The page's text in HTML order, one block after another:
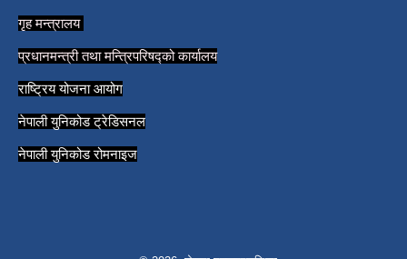
गृह मन्त्रालय
प्रधानमन्त्री तथा मन्त्रिपरिषद्को कार्यालय
राष्ट्रिय योजना आयोग
नेपाली युनिकोड ट्रेडिसनल
नेपाली युनिकोड रोमनाइज